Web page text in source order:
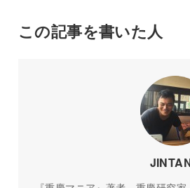
この記事を書いた人